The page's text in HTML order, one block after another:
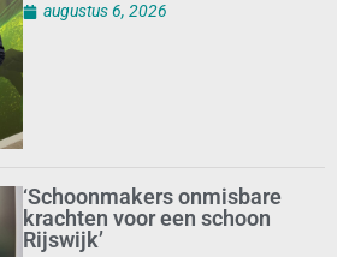
augustus 6, 2026
‘Schoonmakers onmisbare
krachten voor een schoon
Rijswijk’